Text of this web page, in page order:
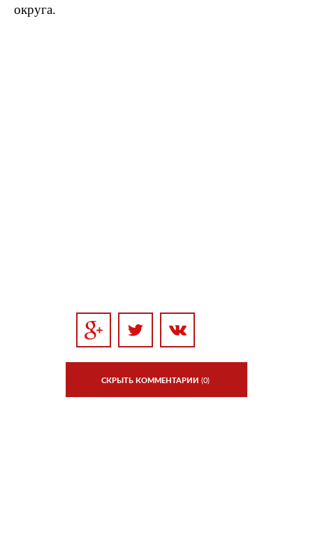
округа.
СКРЫТЬ КОММЕНТАРИИ (0)